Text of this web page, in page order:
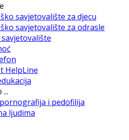
savjetovalište za djecu
savjetovalište za odrasle
HelpLine
i pedofilija
ljudima